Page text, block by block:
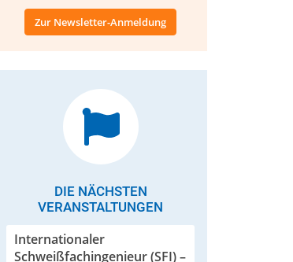
Zur Newsletter-Anmeldung
DIE NÄCHSTEN
VERANSTALTUNGEN
Internationaler
Schweißfachingenieur (SFI) –